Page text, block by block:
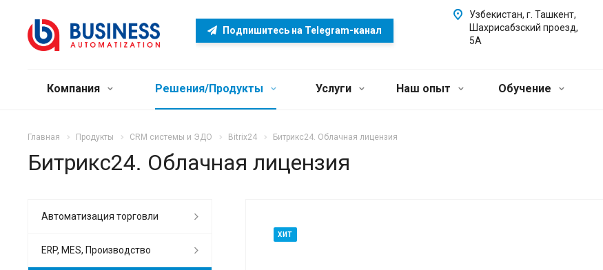
Подпишитесь на Telegram-канал
Узбекистан, г. Ташкент,
Шахрисабзский проезд,
5А
Компания Решения/Продукты Услуги Наш опыт Обучение
Главная Продукты CRM системы и ЭДО Bitrix24 Битрикс24. Облачная лицензия
Битрикс24. Облачная лицензия
ХИТ
Автоматизация торговли
ERP, MES, Производство